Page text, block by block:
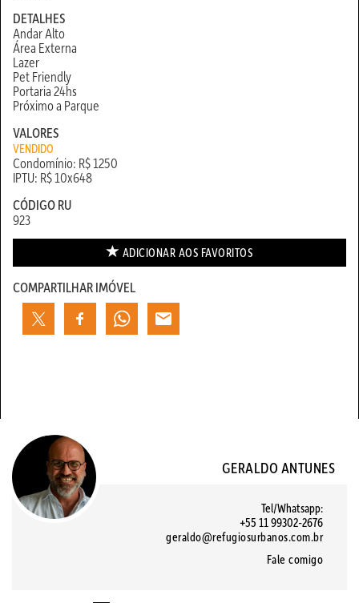
DETALHES
Andar Alto
Área Externa
Lazer
Pet Friendly
Portaria 24hs
Próximo a Parque
VALORES
VENDIDO
Condomínio: R$ 1250
IPTU: R$ 10x648
CÓDIGO RU
923
ADICIONAR AOS FAVORITOS
COMPARTILHAR IMÓVEL
GERALDO ANTUNES
Tel/Whatsapp:
+55 11 99302-2676
geraldo@refugiosurbanos.com.br
Fale comigo